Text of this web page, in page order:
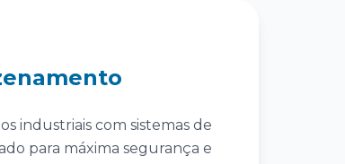
industriais com sistemas de
para máxima segurança e